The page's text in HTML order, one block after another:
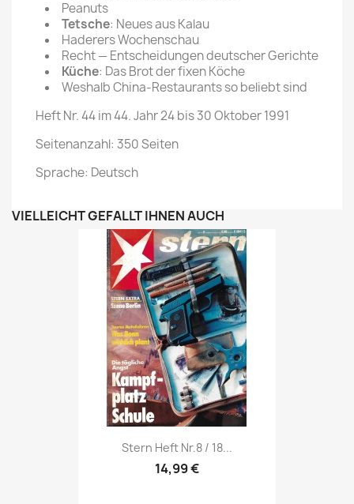
Peanuts
Tetsche: Neues aus Kalau
Haderers Wochenschau
Recht — Entscheidungen deutscher Gerichte
Küche: Das Brot der fixen Köche
Weshalb China-Restaurants so beliebt sind
Heft Nr. 44 im 44. Jahr 24 bis 30 Oktober 1991
Seitenanzahl: 350 Seiten
Sprache: Deutsch
VIELLEICHT GEFÄLLT IHNEN AUCH
Vorschau
Stern Heft Nr.8 / 18...
14,99 €